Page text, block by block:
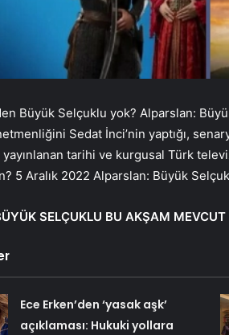
Büyük Selçuklu yok? Alparslan: Büyük
Sedat İnci’nin yaptığı,
yayınlanan tarihi ve kurgusal Türk
5 Aralık 2022 Alparslan: Büyük
SELÇUKLU BU AKŞAM MEVCUT
Ece Erken’den ‘yasak aşk’
açıklaması: Hukuki yollara